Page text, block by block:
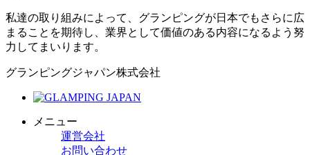
私達の取り組みによって、グランピングが日本でもさらに広
まることを期待し、業界として価値のある内容になるよう努
力してまいります。
グランピングジャパン株式会社
メニュー
運営会社
お問い合わせ